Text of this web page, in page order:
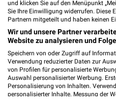
Filialen in der
3 Filialen
FRISTO Meißen
Großenhainer Str.
01662 Meißen
und klicken Sie auf den Menüpunkt
Sie Ihre Einwilligung widerrufen. Diese
Partnern mitgeteilt und haben keinen
Wir und unsere Partner
Website zu analysieren und
Speichern von oder Zugriff auf
Verwendung reduzierter Daten zur
von Profilen für personalisierte
Auswahl personalisierter Werbung.
Personalisierung von Inhalten.
personalisierter Inhalte. Messung der